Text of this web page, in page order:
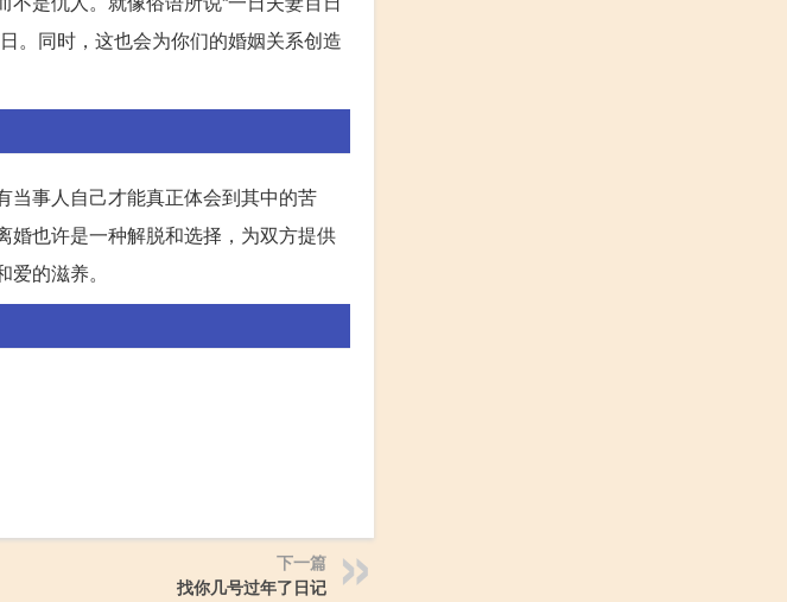
。同时，这也会为你们的婚姻关系创造
当事人自己才能真正体会到其中的苦
婚也许是一种解脱和选择，为双方提供
的滋养。
下一篇
找你几号过年了日记